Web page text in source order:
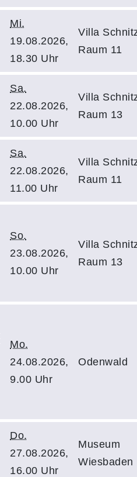
Mi.
19.08.2026,
18.30 Uhr
Villa
Raum 11
Sa.
22.08.2026,
10.00 Uhr
Villa
Raum 13
Sa.
22.08.2026,
11.00 Uhr
Villa
Raum 11
So.
23.08.2026,
10.00 Uhr
Villa
Raum 13
Mo.
24.08.2026,
9.00 Uhr
Odenwald
Do.
27.08.2026,
16.00 Uhr
Museum
Wiesbaden